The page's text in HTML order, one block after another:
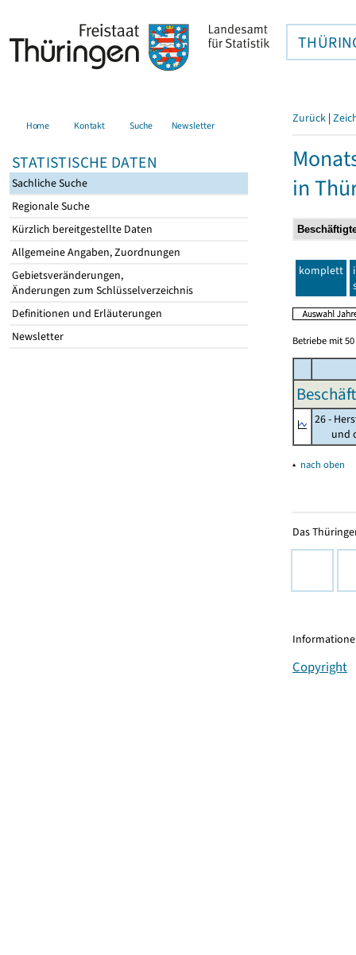
Home Kontakt Suche Newsletter
STATISTISCHE DATEN
Sachliche Suche
Regionale Suche
Kürzlich bereitgestellte Daten
Allgemeine Angaben, Zuordnungen
Gebietsveränderungen,
Änderungen zum Schlüsselverzeichnis
Definitionen und Erläuterungen
Newsletter
Zurück |
in
komplett
Betriebe mit
26 -
und
▴ nach oben
Das
Copyright